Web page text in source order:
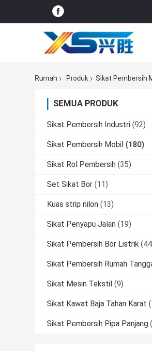
Rumah
Produk Sikat Pembersih
SEMUA PRODUK
Sikat Pembersih Industri (92)
Sikat Pembersih Mobil (180)
Sikat Rol Pembersih (35)
Set Sikat Bor (11)
Kuas strip nilon (13)
Sikat Penyapu Jalan (19)
Sikat Pembersih Bor Listrik
Sikat Pembersih Rumah
Sikat Mesin Tekstil (9)
Sikat Kawat Baja Tahan Karat
Sikat Pembersih Pipa Panjang